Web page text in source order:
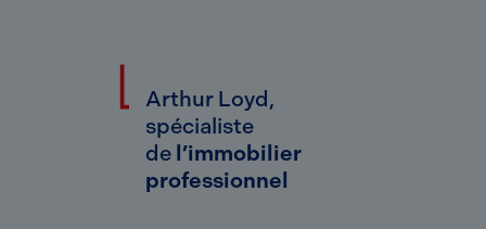
Arthur Loyd,
spécialiste
de l’immobilier
professionnel